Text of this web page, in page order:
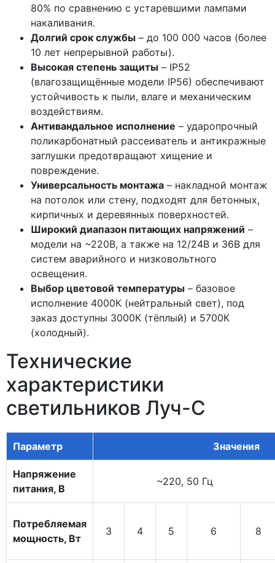
80% по сравнению с устаревшими лампами
накаливания.
Долгий срок службы – до 100 000 часов (более
10 лет непрерывной работы).
Высокая степень защиты – IP52
(влагозащищённые модели IP56) обеспечивают
устойчивость к пыли, влаге и механическим
воздействиям.
Антивандальное исполнение – ударопрочный
поликарбонатный рассеиватель и антикражные
заглушки предотвращают хищение и
повреждение.
Универсальность монтажа – накладной монтаж
на потолок или стену, подходят для бетонных,
кирпичных и деревянных поверхностей.
Широкий диапазон питающих напряжений –
модели на ~220В, а также на 12/24В и 36В для
систем аварийного и низковольтного
освещения.
Выбор цветовой температуры – базовое
исполнение 4000К (нейтральный свет), под
заказ доступны 3000К (тёплый) и 5700К
(холодный).
Технические
характеристики
светильников Луч-С
Параметр Значения
Напряжение
питания, В
~220, 50 Гц
Потребляемая
мощность, Вт
3 4 5 6 8